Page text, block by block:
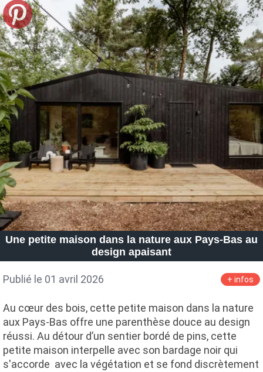
Une petite maison dans la nature aux Pays-Bas au
design apaisant
Publié le 01 avril 2026 + infos
Au cœur des bois, cette petite maison dans la nature
aux Pays-Bas offre une parenthèse douce au design
réussi. Au détour d’un sentier bordé de pins, cette
petite maison interpelle avec son bardage noir qui
s'accorde avec la végétation et se fond discrètement